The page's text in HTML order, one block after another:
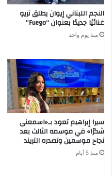
ر
و
ن
ي
النجم اللبناني إيوان يطلق تريو
غنائيًا جديدًا بعنوان “Fuego”
منذ يوم واحد
سيرا إبراهيم تعود بـ«اسمعني
شكرًا» في موسمه الثالث بعد
نجاح موسمين وتصدره التريند
منذ 5 أيام